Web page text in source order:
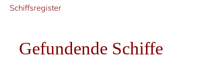
Schiffsregister
Gefundende Schiffe